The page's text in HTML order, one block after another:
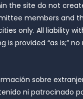
the site do not
members and
only. All liability
provided “as is;”
sobre
ni patrocinado